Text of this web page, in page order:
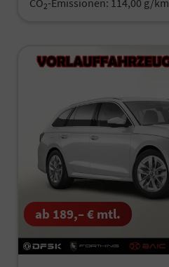
2
ab 189,– € mtl.